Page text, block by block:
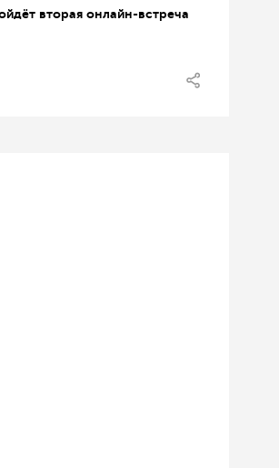
вторая онлайн-встреча